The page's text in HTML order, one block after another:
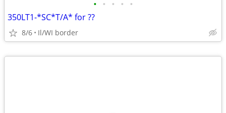
• • • • •
350LT1-*SC*T/A* for ??
8/6 Il/WI border